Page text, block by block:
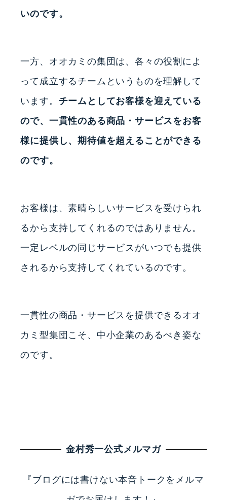
いのです。
一方、オオカミの集団は、各々の役割によ
って成立するチームというものを理解して
います。 チームとしてお客様を迎えている
ので、一貫性のある商品・サービスをお客
様に提供し、期待値を超えることができる
のです。
お客様は、素晴らしいサービスを受けられ
るから支持してくれるのではありません。
一定レベルの同じサービスがいつでも提供
されるから支持してくれているのです。
一貫性の商品・サービスを提供できるオオ
カミ型集団こそ、中小企業のあるべき姿な
のです。
金村秀一公式メルマガ
『ブログには書けない本音トークをメルマ